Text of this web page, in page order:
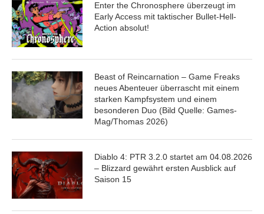
Enter the Chronosphere überzeugt im
Early Access mit taktischer Bullet-Hell-
Action absolut!
Beast of Reincarnation – Game Freaks
neues Abenteuer überrascht mit einem
starken Kampfsystem und einem
besonderen Duo (Bild Quelle: Games-
Mag/Thomas 2026)
Diablo 4: PTR 3.2.0 startet am 04.08.2026
– Blizzard gewährt ersten Ausblick auf
Saison 15